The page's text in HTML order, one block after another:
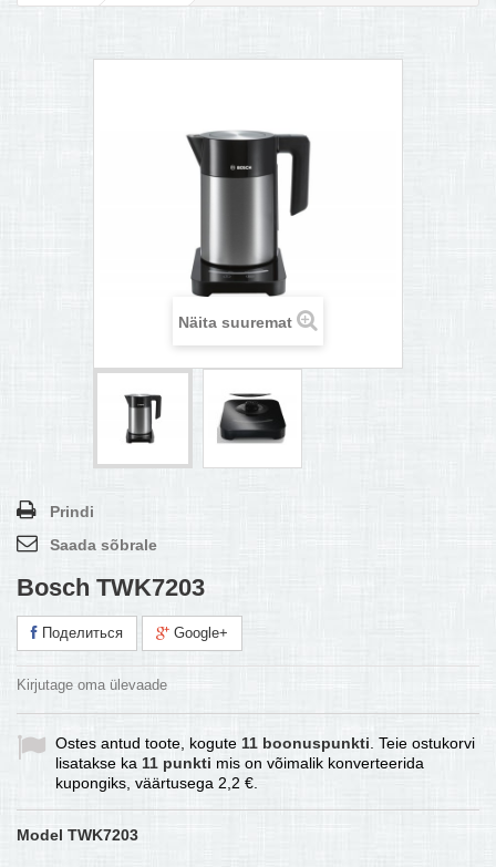
Näita suuremat
Prindi
Saada sõbrale
Bosch TWK7203
Поделиться Google+
Kirjutage oma ülevaade
Ostes antud toote, kogute 11 boonuspunkti . Teie ostukorvi
lisatakse ka 11 punkti mis on võimalik konverteerida
kupongiks, väärtusega 2,2 €
Model TWK7203